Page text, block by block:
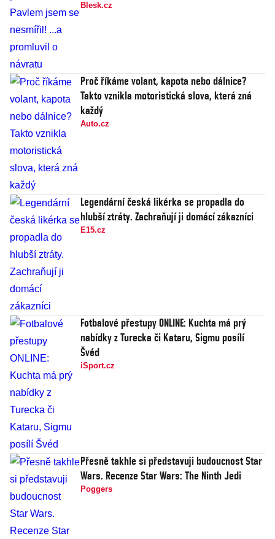
Blesk.cz
Proč říkáme volant, kapota nebo dálnice?
Takto vznikla motoristická slova, která zná
každý
Auto.cz
Legendární česká likérka se propadla do
hlubší ztráty. Zachraňují ji domácí zákazníci
E15.cz
Fotbalové přestupy ONLINE: Kuchta má prý
nabídky z Turecka či Kataru, Sigmu posílí
Švéd
iSport.cz
Přesně takhle si představuji budoucnost Star
Wars. Recenze Star Wars: The Ninth Jedi
Poggers